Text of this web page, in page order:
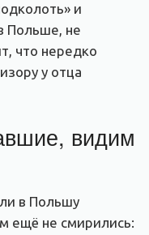
и
Польше, не
что нередко
у отца
видим
в Польшу
ещё не смирились: